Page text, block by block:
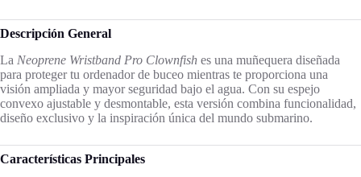
Descripción General
La Neoprene Wristband Pro Clownfish es una muñequera diseñada
para proteger tu ordenador de buceo mientras te proporciona una
visión ampliada y mayor seguridad bajo el agua. Con su espejo
convexo ajustable y desmontable, esta versión combina funcionalidad,
diseño exclusivo y la inspiración única del mundo submarino.
Características Principales